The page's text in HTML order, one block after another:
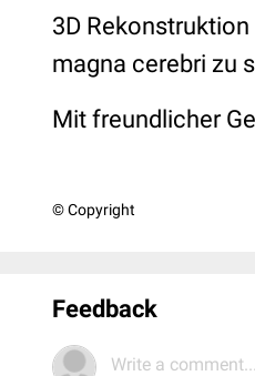
3D
magna cerebri zu
Mit freundlicher
© Copyright
Feedback
Write a comment...